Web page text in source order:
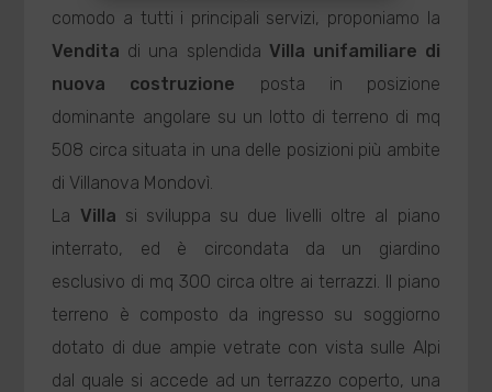
comodo a tutti i principali servizi, proponiamo la
Vendita di una splendida Villa unifamiliare di
nuova costruzione posta in posizione
dominante angolare su un lotto di terreno di mq
508 circa situata in una delle posizioni più ambite
di Villanova Mondovì.
La Villa si sviluppa su due livelli oltre al piano
interrato, ed è circondata da un giardino
esclusivo di mq 300 circa oltre ai terrazzi. Il piano
terreno è composto da ingresso su soggiorno
dotato di due ampie vetrate con vista sulle Alpi
dal quale si accede ad un terrazzo coperto, una